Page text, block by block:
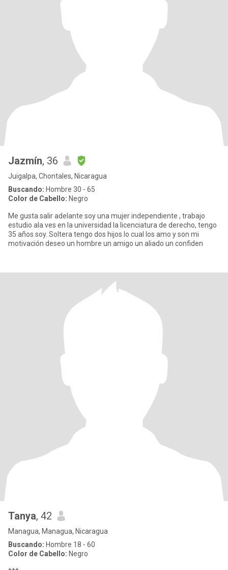
Jazmín, 36
Juigalpa, Chontales, Nicaragua
Buscando: Hombre 30 - 65
Color de Cabello: Negro
Me gusta salir adelante soy una mujer independiente , trabajo
estudio ala ves en la universidad la licenciatura de derecho, tengo
35 años soy. Soltera tengo dos hijos lo cual los amo y son mi
motivación deseo un hombre un amigo un aliado un confiden
Tanya, 42
Managua, Managua, Nicaragua
Buscando: Hombre 18 - 60
Color de Cabello: Negro